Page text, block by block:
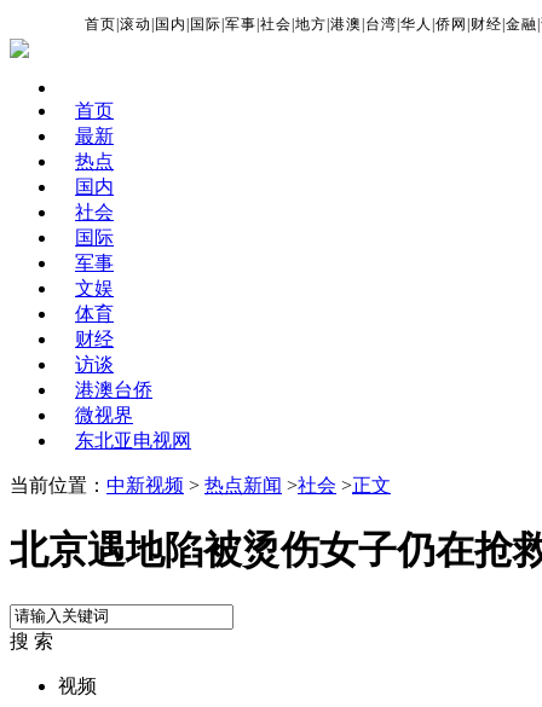
首页 |滚动 国内 国际 |军事 |社会 |地方 |港澳 台湾 |华人 |侨网 财经 |金融 |
首页
最新
热点
国内
社会
国际
军事
文娱
体育
财经
访谈
港澳台侨
微视界
东北亚电视网
当前位置： 中新视频 > 热点新闻 >社会 >正文
北京遇地陷被烫伤女子仍在抢
搜 索
视频